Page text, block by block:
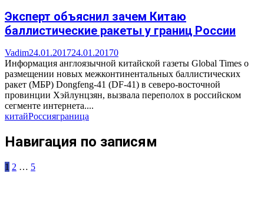
Эксперт объяснил зачем Китаю
баллистические ракеты у границ России
Vadim24.01.201724.01.20170
Информация англоязычной китайской газеты Global Times о
размещении новых межконтинентальных баллистических
ракет (МБР) Dongfeng-41 (DF-41) в северо-восточной
провинции Хэйлунцзян, вызвала переполох в российском
сегменте интернета....
китайРоссияграница
Навигация по записям
1 2 … 5